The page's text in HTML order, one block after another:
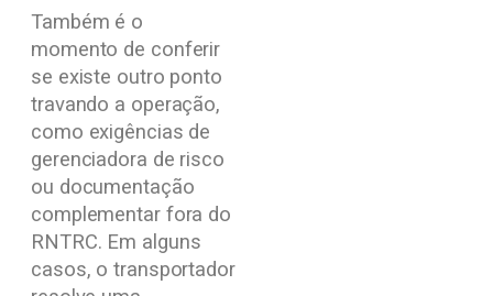
Também é o
momento de conferir
se existe outro ponto
travando a operação,
como exigências de
gerenciadora de risco
ou documentação
complementar fora do
RNTRC. Em alguns
casos, o transportador